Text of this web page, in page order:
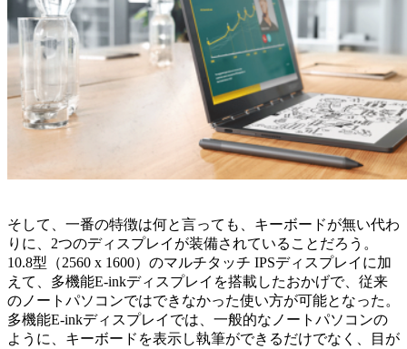
そして、一番の特徴は何と言っても、キーボードが無い代わ
りに、2つのディスプレイが装備されていることだろう。
10.8型（2560 x 1600）のマルチタッチ IPSディスプレイに加
えて、多機能E-inkディスプレイを搭載したおかげで、従来
のノートパソコンではできなかった使い方が可能となった。
多機能E-inkディスプレイでは、一般的なノートパソコンの
ように、キーボードを表示し執筆ができるだけでなく、目が